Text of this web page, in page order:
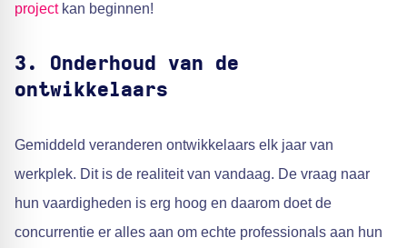
projectkan beginnen!
3. Onderhoud van de
ontwikkelaars
Gemiddeld veranderen ontwikkelaars elk jaar van
werkplek. Dit is de realiteit van vandaag. De vraag naar
hun vaardigheden is erg hoog en daarom doet de
concurrentie er alles aan om echte professionals aan hun